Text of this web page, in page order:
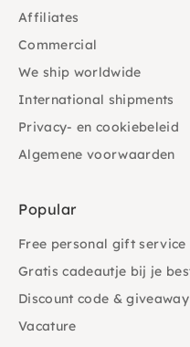
Affiliates
Commercial
We ship worldwide
International shipments
Privacy- en cookiebeleid
Algemene voorwaarden
Popular
Free personal gift service
Gratis cadeautje bij je
Discount code & giveaway
Vacature